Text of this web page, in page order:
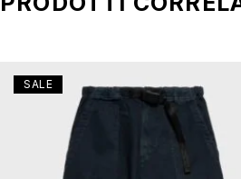
SALE